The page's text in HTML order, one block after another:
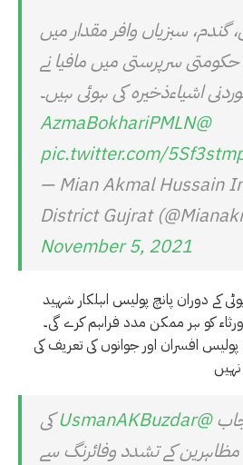
گندم، سبزیاں وافر مقدار میں
سرپرستی میں مافیا نے
اشیاءذخیرہ کی ہوئی ہیں۔
@AzmaBokhariPMLN
pic.twitter.com/
— Mian Akmal Hussain
District Gujrat
November 5, 2021
کے دوران پانچ پولیس اہلکار شہید
کو ہر ممکن مدد فراہم کرے گی۔
پولیس افسران اور جوانوں کی تعریف کی
نہیں
@UsmanAKBuzdar
کی
کے تشدد وفائرنگ سے